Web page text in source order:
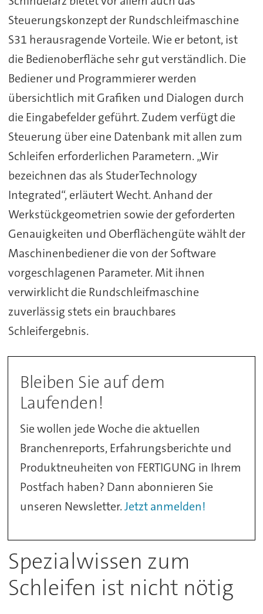
Steuerungskonzept der Rundschleifmaschine
S31 herausragende Vorteile. Wie er betont, ist
die Bedienoberfläche sehr gut verständlich. Die
Bediener und Programmierer werden
übersichtlich mit Grafiken und Dialogen durch
die Eingabefelder geführt. Zudem verfügt die
Steuerung über eine Datenbank mit allen zum
Schleifen erforderlichen Parametern. „Wir
bezeichnen das als StuderTechnology
Integrated“, erläutert Wecht. Anhand der
Werkstückgeometrien sowie der geforderten
Genauigkeiten und Oberflächengüte wählt der
Maschinenbediener die von der Software
vorgeschlagenen Parameter. Mit ihnen
verwirklicht die Rundschleifmaschine
zuverlässig stets ein brauchbares
Schleifergebnis.
Bleiben Sie auf dem
Laufenden!
Sie wollen jede Woche die aktuellen
Branchenreports, Erfahrungsberichte und
Produktneuheiten von FERTIGUNG in Ihrem
Postfach haben? Dann abonnieren Sie
unseren Newsletter.Jetzt anmelden!
Spezialwissen zum
Schleifen ist nicht nötig